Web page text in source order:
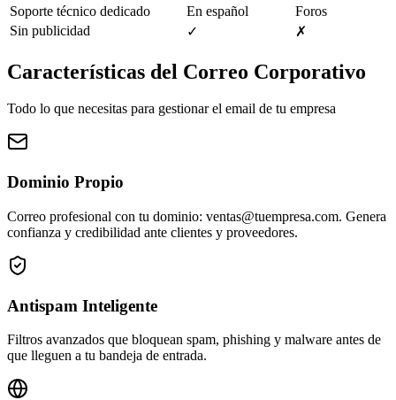
Soporte técnico dedicado
En español
Foros
Sin publicidad
✓ ✗
Características del Correo Corporativo
Todo lo que necesitas para gestionar el email de tu empresa
Dominio Propio
Correo profesional con tu dominio: ventas@tuempresa.com. Genera
confianza y credibilidad ante clientes y proveedores.
Antispam Inteligente
Filtros avanzados que bloquean spam, phishing y malware antes de
que lleguen a tu bandeja de entrada.